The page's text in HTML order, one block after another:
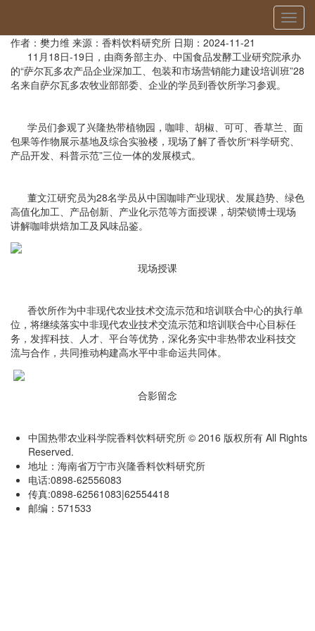
切
换
航
作者：樊力维 来源：香料饮料研究所 日期：2024-11-21
11月18日-19日，由商务部主办、中国食品发酵工业研究院承办
的“萨尔瓦多农产品企业深加工、包装和市场营销能力建设培训班”28
名来自萨尔瓦多农牧业部部委、企业的学员到香饮所学习参观。
学员们参观了兴隆热带植物园，咖啡、胡椒、可可、香草兰、面
包果等作物展示基地及综合实验楼，现场了解了香饮所“科学研究、
产品开发、科普示范”三位一体的发展模式。
董文江研究员为28名学员从中国咖啡产业现状、发展趋势、绿色
高值化加工、产品创新、产业化示范等方面授课，胡荣锁博士现场
讲解咖啡烘焙加工及风味品鉴。
现场授课
香饮所作为中非现代农业技术交流示范和培训联合中心的执行单
位，将继续落实中非现代农业技术交流示范和培训联合中心目标任
务，发挥科技、人才、平台等优势，深化务实中非热带农业科技交
流与合作，共同推动构建高水平中非命运共同体。
合影留念
中国热带农业科学院香料饮料研究所 © 2016 版权所有 All Rights
Reserved.
地址：海南省万宁市兴隆香料饮料研究所
电话:0898-62556083
传真:0898-62561083|62554418
邮编：571533